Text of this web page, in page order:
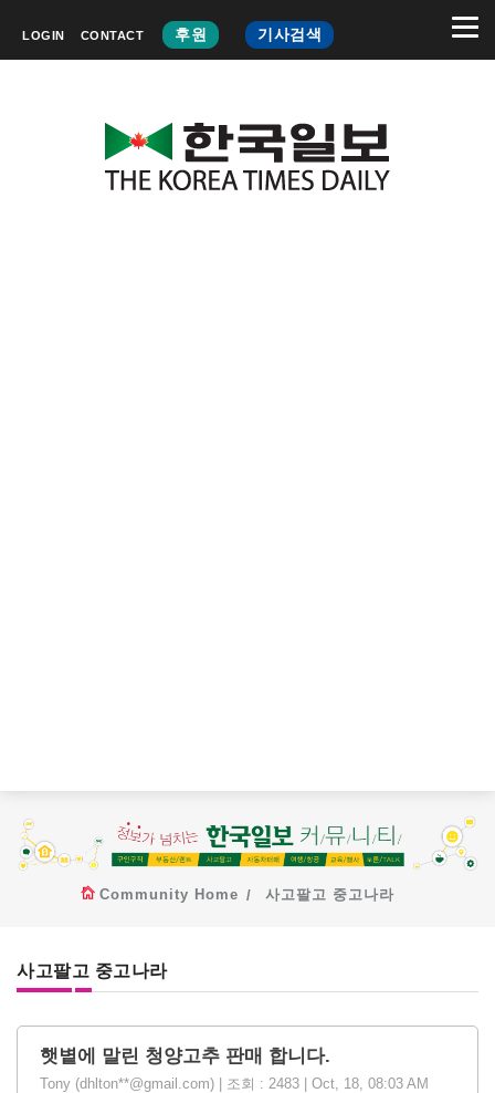
LOGIN CONTACT 후원 기사검색
Community Home 사고팔고 중고나라
사고팔고 중고나라
햇볕에 말린 청양고추 판매 합니다.
Tony (dhlton**@gmail.com) | 조회 : 2483 | Oct, 18, 08:03 AM